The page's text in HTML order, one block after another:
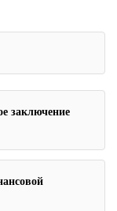
заключение